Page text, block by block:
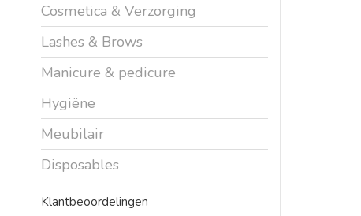
Cosmetica & Verzorging
Lashes & Brows
Manicure & pedicure
Hygiëne
Meubilair
Disposables
Klantbeoordelingen